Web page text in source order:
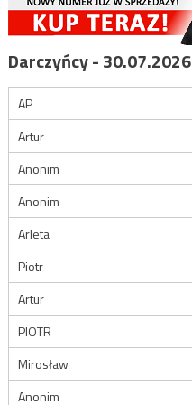
Darczyńcy - 30.07.2026
AP
Artur
Anonim
Anonim
Arleta
Piotr
Artur
PIOTR
Mirosław
Anonim